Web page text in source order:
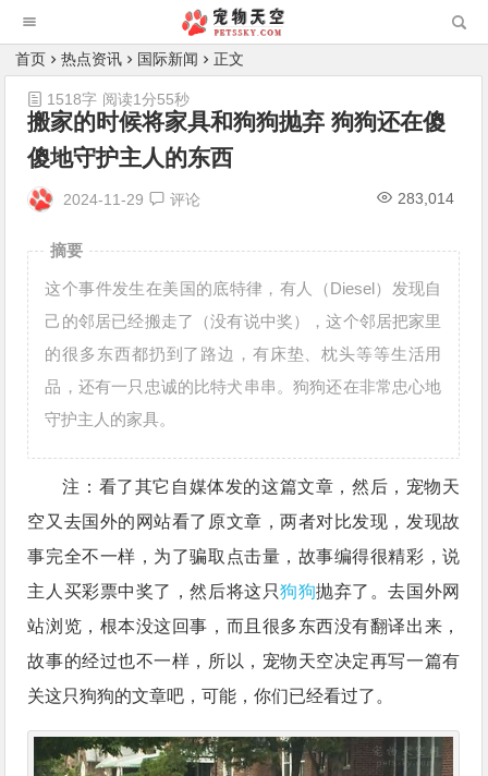
首页 热点资讯 国际新闻 正文
搬家的时候将家具和狗狗抛弃 狗狗还在傻
傻地守护主人的东西
2024-11-29 评论 283,014
1518字 阅读1分55秒
摘要
这个事件发生在美国的底特律，有人（Diesel）发现自
己的邻居已经搬走了（没有说中奖），这个邻居把家里
的很多东西都扔到了路边，有床垫、枕头等等生活用
品，还有一只忠诚的比特犬串串。狗狗还在非常忠心地
守护主人的家具。
注：看了其它自媒体发的这篇文章，然后，宠物天
空又去国外的网站看了原文章，两者对比发现，发现故
事完全不一样，为了骗取点击量，故事编得很精彩，说
主人买彩票中奖了，然后将这只狗狗抛弃了。去国外网
站浏览，根本没这回事，而且很多东西没有翻译出来，
故事的经过也不一样，所以，宠物天空决定再写一篇有
关这只狗狗的文章吧，可能，你们已经看过了。